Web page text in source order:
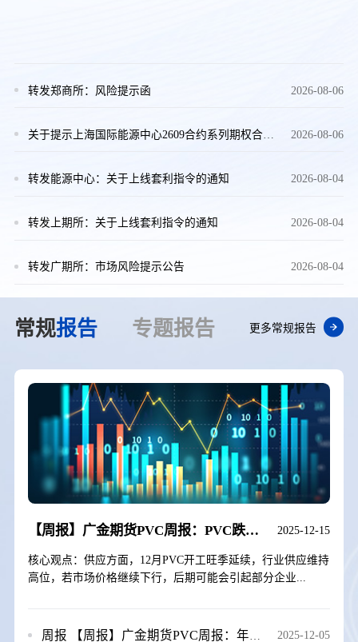
2026-08-06
转发郑商所：风险提示函
2026-08-06
关于提示上海国际能源中心2609合约系列期权合约到期日相关事宜的通知
2026-08-04
转发能源中心：关于上线套利指令的通知
2026-08-04
转发上期所：关于上线套利指令的通知
2026-08-04
转发广期所：市场风险提示公告
常规报告 更多常规报告
专题报告
【周报】广金期货PVC周报：PVC跌跌不休，期价创再历史新低 20251212
核心观点：供应方面，12月PVC开工旺季延续，行业供应维持
高位，若市场价格继续下行，后期可能会引起部分企业...
2025-12-15
2025-12-05
周报 【周报】广金期货PVC周报：年底预期不佳，PVC再创新低 20251205